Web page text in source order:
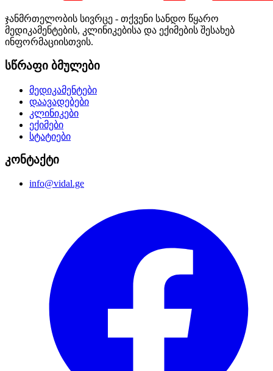
ჯანმრთელობის სივრცე - თქვენი სანდო წყარო
მედიკამენტების, კლინიკებისა და ექიმების შესახებ
ინფორმაციისთვის.
სწრაფი ბმულები
მედიკამენტები
დაავადებები
კლინიკები
ექიმები
სტატიები
კონტაქტი
info@vidal.ge